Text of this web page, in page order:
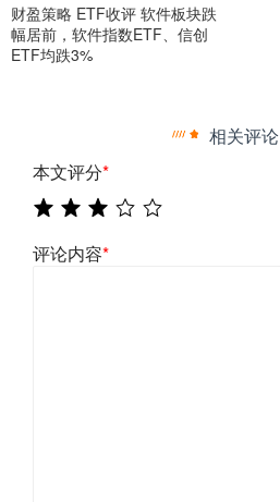
财盈策略 ETF收评 软件板块跌
幅居前，软件指数ETF、信创
ETF均跌3%
相关评论
本文评分*
评论内容*